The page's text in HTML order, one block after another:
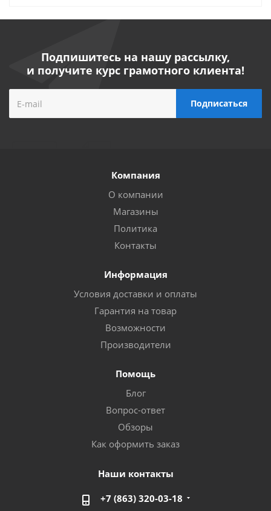
Подпишитесь на нашу рассылку,
и получите курс грамотного клиента!
Компания
О компании
Магазины
Политика
Контакты
Информация
Условия доставки и оплаты
Гарантия на товар
Возможности
Производители
Помощь
Блог
Вопрос-ответ
Обзоры
Как оформить заказ
Наши контакты
+7 (863) 320-03-18